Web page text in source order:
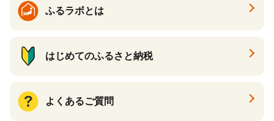
ふるラボとは
はじめてのふるさと納税
よくあるご質問